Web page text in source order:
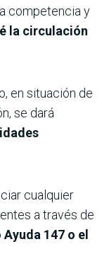
competencia y
la circulación
en situación de
se dará
cualquier
a través de
Ayuda 147 o el